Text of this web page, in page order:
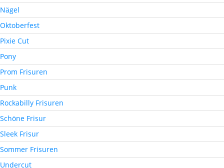
Nägel
Oktoberfest
Pixie Cut
Pony
Prom Frisuren
Punk
Rockabilly Frisuren
Schöne Frisur
Sleek Frisur
Sommer Frisuren
Undercut